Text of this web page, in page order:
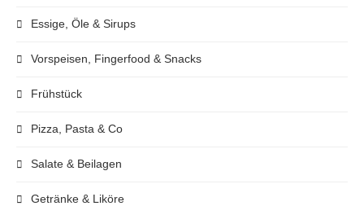
Essige, Öle & Sirups
Vorspeisen, Fingerfood & Snacks
Frühstück
Pizza, Pasta & Co
Salate & Beilagen
Getränke & Liköre